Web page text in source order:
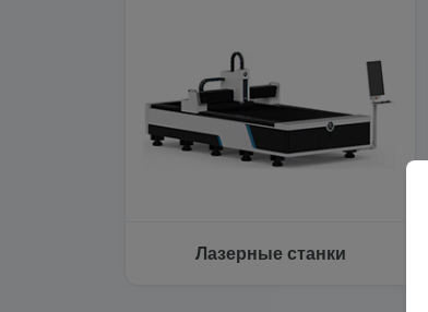
Лазерные станки